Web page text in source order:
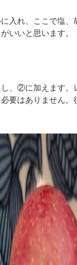
入れ、ここで塩、
いいと思います。
、②に加えます。
要はありません。